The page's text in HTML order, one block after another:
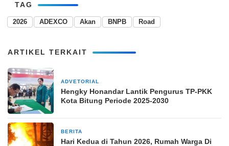
TAG
2026 ADEXCO Akan BNPB Road
ARTIKEL TERKAIT
ADVETORIAL
Hengky Honandar Lantik Pengurus TP-PKK
Kota Bitung Periode 2025-2030
BERITA
Hari Kedua di Tahun 2026, Rumah Warga Di